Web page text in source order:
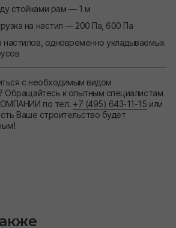
стойками рам — 1 м
на настил — 200 Па, 600 Па
настилов, одновременно укладываемых
с необходимым видом
Обращайтесь к опытным специалистам
по тел. +7 (495) 643-11-15 или
Ваше строительство будет